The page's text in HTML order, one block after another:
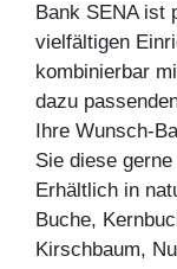
Bank SENA ist
vielfältigen
kombinierbar
dazu
Ihre Wunsch-
Sie diese
Erhältlich in
Buche,
Kirschbaum,